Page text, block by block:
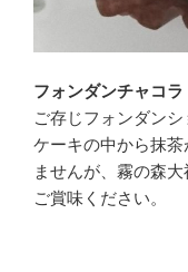
フォンダンチャコラ
ご存じフォンダン
ケーキの中から抹
ませんが、霧の森大
ご賞味ください。